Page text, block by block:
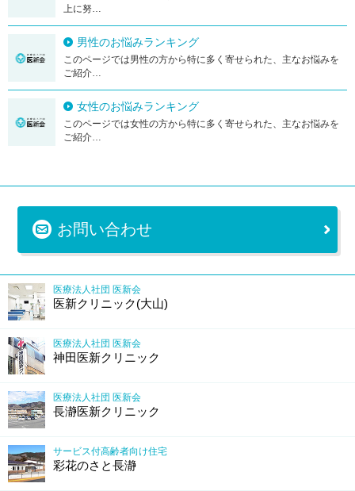
上に努…
男性のお悩みランキング
このページでは男性の方から特に多く寄せられた、主なお悩みを
ご紹介…
女性のお悩みランキング
このページでは女性の方から特に多く寄せられた、主なお悩みを
ご紹介…
お問い合わせ
医療法人社団 医新会
医新クリニック(大山)
医療法人社団 医新会
神田医新クリニック
医療法人社団 医新会
長瀞医新クリニック
サービス付高齢者向け住宅
彩花のさと長瀞